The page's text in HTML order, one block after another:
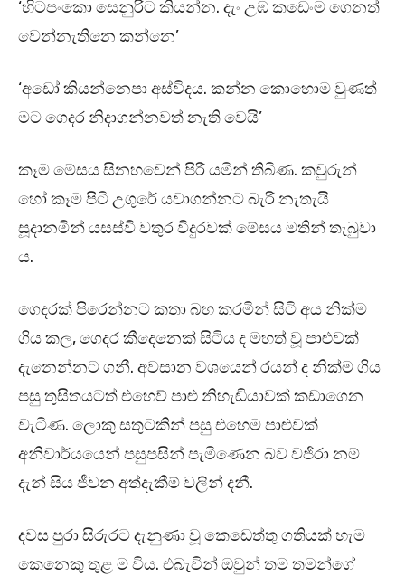
‘හිටපංකො සෙනුරිට කියන්න. දැං උඹ කඩෙංම ගෙනත්
වෙන්නැතිනෙ කන්නෙ’
‘අඩෝ කියන්නෙපා අස්විදය. කන්න කොහොම වුණත්
මට ගෙදර නිදාගන්නවත් නැති වෙයි’
කෑම මේසය සිනහවෙන් පිරී යමින් තිබිණ. කවුරුන්
හෝ කෑම පිටි උගුරේ යවාගන්නට බැරි නැතැයි
සූදානමින් යසස්වි වතුර වීදුරවක් මේසය මතින් තැබුවා
ය.
ගෙදරක් පිරෙන්නට කතා බහ කරමින් සිටි අය නික්ම
ගිය කල, ගෙදර කීදෙනෙක් සිටිය ද මහත් වූ පාළුවක්
දැනෙන්නට ගනී. අවසාන වශයෙන් රයන් ද නික්ම ගිය
පසු තුසිතයටත් එහෙව් පාළු නිහැඬියාවක් කඩාගෙන
වැටිණ. ලොකු සතුටකින් පසු එහෙම පාළුවක්
අනිවාර්යයෙන් පසුපසින් පැමිණෙන බව වජිරා නම්
දැන් සිය ජීවන අත්දැකීම් වලින් දනී.
දවස පුරා සිරුරට දැනුණා වූ කෙඩෙත්තු ගතියක් හැම
කෙනෙකු තුළ ම විය. එබැවින් ඔවුන් තම තමන්ගේ